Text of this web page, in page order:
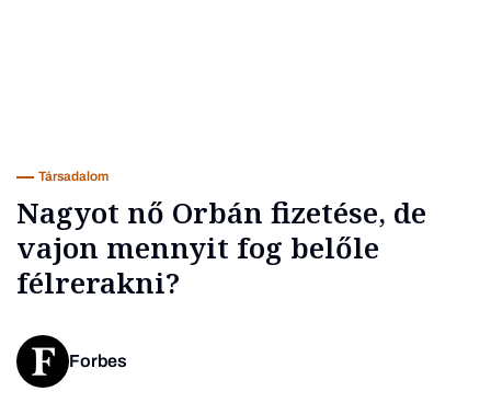
Üzlet
Társadalom
Nagyot nő Orbán fizetése, de
vajon mennyit fog belőle
félrerakni?
Forbes